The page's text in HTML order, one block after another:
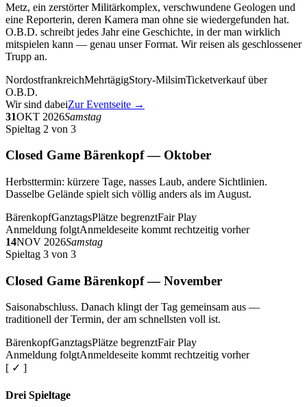
Metz, ein zerstörter Militärkomplex, verschwundene Geologen und
eine Reporterin, deren Kamera man ohne sie wiedergefunden hat.
O.B.D. schreibt jedes Jahr eine Geschichte, in der man wirklich
mitspielen kann — genau unser Format. Wir reisen als geschlossener
Trupp an.
NordostfrankreichMehrtägigStory-MilsimTicketverkauf über
O.B.D.
Wir sind dabeiZur Eventseite →
31OKT 2026Samstag
Spieltag 2 von 3
Closed Game Bärenkopf — Oktober
Herbsttermin: kürzere Tage, nasses Laub, andere Sichtlinien.
Dasselbe Gelände spielt sich völlig anders als im August.
BärenkopfGanztagsPlätze begrenztFair Play
Anmeldung folgtAnmeldeseite kommt rechtzeitig vorher
14NOV 2026Samstag
Spieltag 3 von 3
Closed Game Bärenkopf — November
Saisonabschluss. Danach klingt der Tag gemeinsam aus —
traditionell der Termin, der am schnellsten voll ist.
BärenkopfGanztagsPlätze begrenztFair Play
Anmeldung folgtAnmeldeseite kommt rechtzeitig vorher
[ ✓ ]
Drei Spieltage